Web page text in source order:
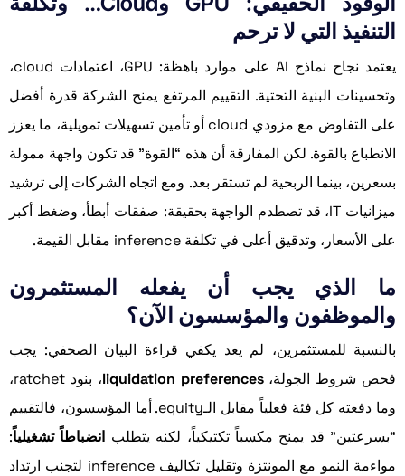
التنفيذ التي لا ترحم
يعتمد نجاح نماذج AI على موارد باهظة: GPU، اعتمادات cloud،
وتحسينات البنية التحتية. التقييم المرتفع يمنح الشركة قدرة أفضل
على التفاوض مع مزودي cloud أو تأمين تسهيلات تمويلية، ما يعزز
الانطباع بالقوة. لكن المفارقة أن هذه “القوة” قد تكون واجهة ممولة
بسعرين، بينما الربحية لم تستقر بعد. ومع اتجاه الشركات إلى ترشيد
ميزانيات IT، قد تصطدم الواجهة بحقيقة: صفقات أبطأ، وضغط أكبر
على الأسعار، وتدقيق أعلى في تكلفة inference مقابل القيمة.
ما الذي يجب أن يفعله المستثمرون
والموظفون والمؤسسون الآن؟
بالنسبة للمستثمرين، لم يعد يكفي قراءة البيان الصحفي: يجب
فحص شروط الجولة،liquidation preferences
، بنود ratchet،
وما دفعته كل فئة فعلياً مقابل الـequity. أما المؤسسون، فالتقييم
“بسرعتين” قد يمنح مكسباً تكتيكياً، لكنه يتطلب انضباطاً تشغيلياً:
مواءمة النمو مع المونتزة وتقليل تكاليف inference لتجنب ارتداد